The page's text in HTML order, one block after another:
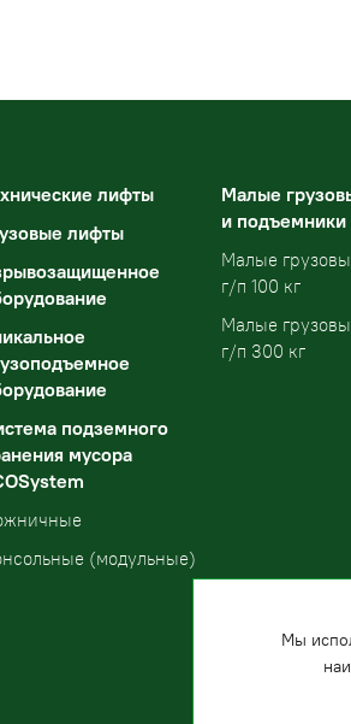
лифты
лифты
подземного
мусора
(модульные)
Малые
и подъемники
Малые
г/п 100 кг
Малые
г/п 300 кг
Мы